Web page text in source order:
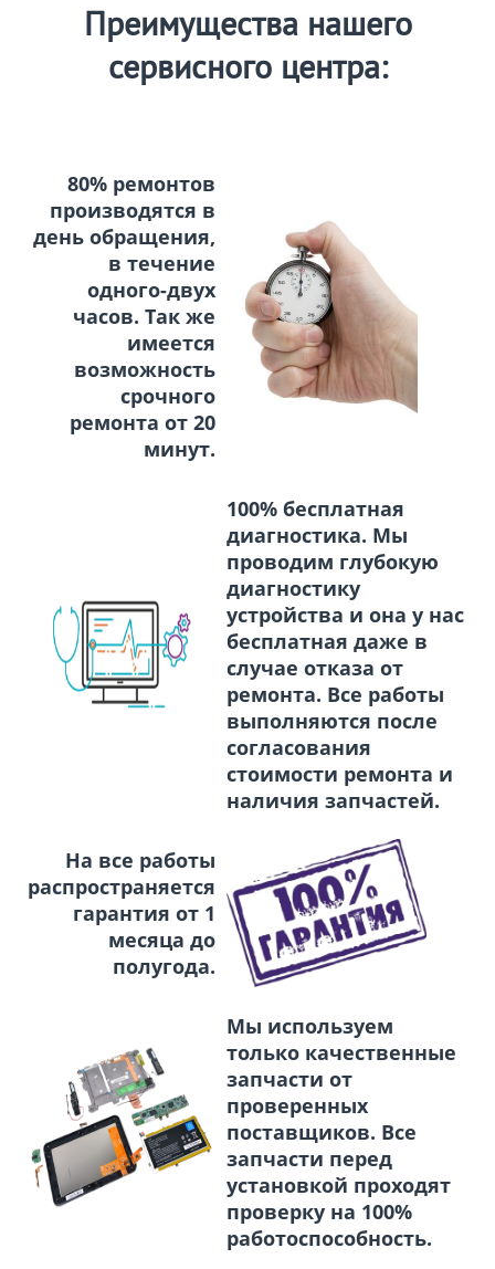
Преимущества нашего
сервисного центра:
80% ремонтов
производятся в
день обращения,
в течение
одного-двух
часов. Так же
имеется
возможность
срочного
ремонта от 20
минут.
100% бесплатная
диагностика. Мы
проводим глубокую
диагностику
устройства и она у нас
бесплатная даже в
случае отказа от
ремонта. Все работы
выполняются после
согласования
стоимости ремонта и
наличия запчастей.
На все работы
распространяется
гарантия от 1
месяца до
полугода.
Мы используем
только качественные
запчасти от
проверенных
поставщиков. Все
запчасти перед
установкой проходят
проверку на 100%
работоспособность.